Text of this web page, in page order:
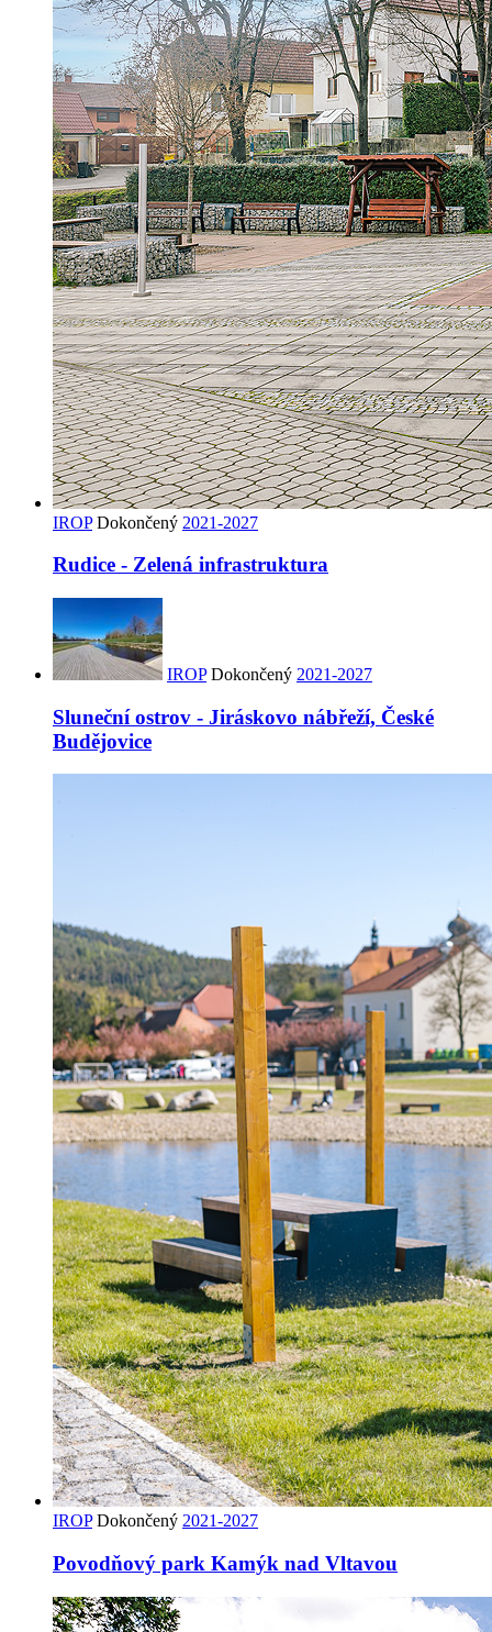
IROP Dokončený 2021-2027
Rudice - Zelená infrastruktura
IROP Dokončený 2021-2027
Sluneční ostrov - Jiráskovo nábřeží, České
Budějovice
IROP Dokončený 2021-2027
Povodňový park Kamýk nad Vltavou